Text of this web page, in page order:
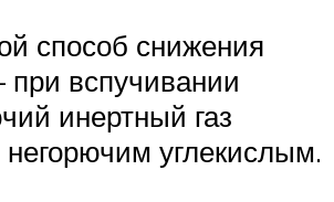
способ снижения
при вспучивании
инертный газ
негорючим углекислым.